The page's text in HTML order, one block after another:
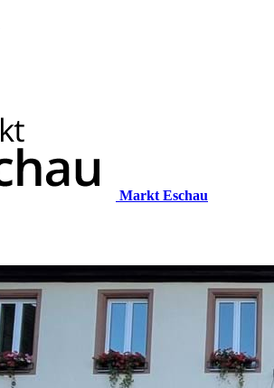
Markt Eschau